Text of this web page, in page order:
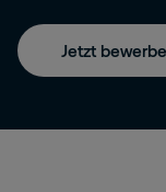
Jetzt